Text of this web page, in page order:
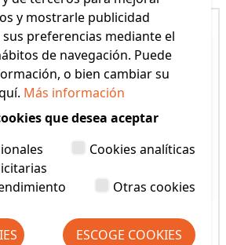
y mostrarle publicidad
preferencias mediante el
de navegación. Puede
o bien cambiar su
Más información
que desea aceptar
Cookies analíticas
Otras cookies
ESCOGE COOKIES